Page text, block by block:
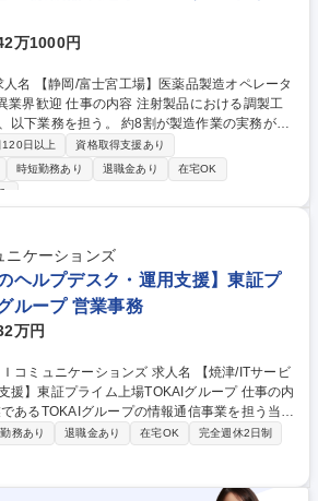
万1000円
製品における調製工
以下業務を担う。 約8割が製造作業の実務が中
録・ドキュメント管理、品質管理に関する業務
調製作業
製剤）・簡単な設備点検、メンテナンス作業・
で工程を担っていただく予定。また、増産フェ
示のもと、現場の中核メンバーとして生産量拡
】医薬品製造
3交代制/異業界歓迎
120日以上
資格取得支援あり
時短勤務あり 退職金あり
在宅OK
ニケーションズ
ヘルプデスク・運用支援】東証プ
ループ 営業事務
万円
ーションズ 求人名 【焼津/ITサービ
東証プライム上場TOKAIグループ 仕事の内
あるTOKAIグループの情報通信事業を担う当社
のヘルプデスク・運用支援業務をお任せしま
理するSVなどを目指していただきます。 ■IT
務（電話応対、メール対応）及び当業務のスー
業からのiPhone,iPad,PCの操作やパソコンやOff
務あり 退職金あり 在宅OK
完全週休2日制